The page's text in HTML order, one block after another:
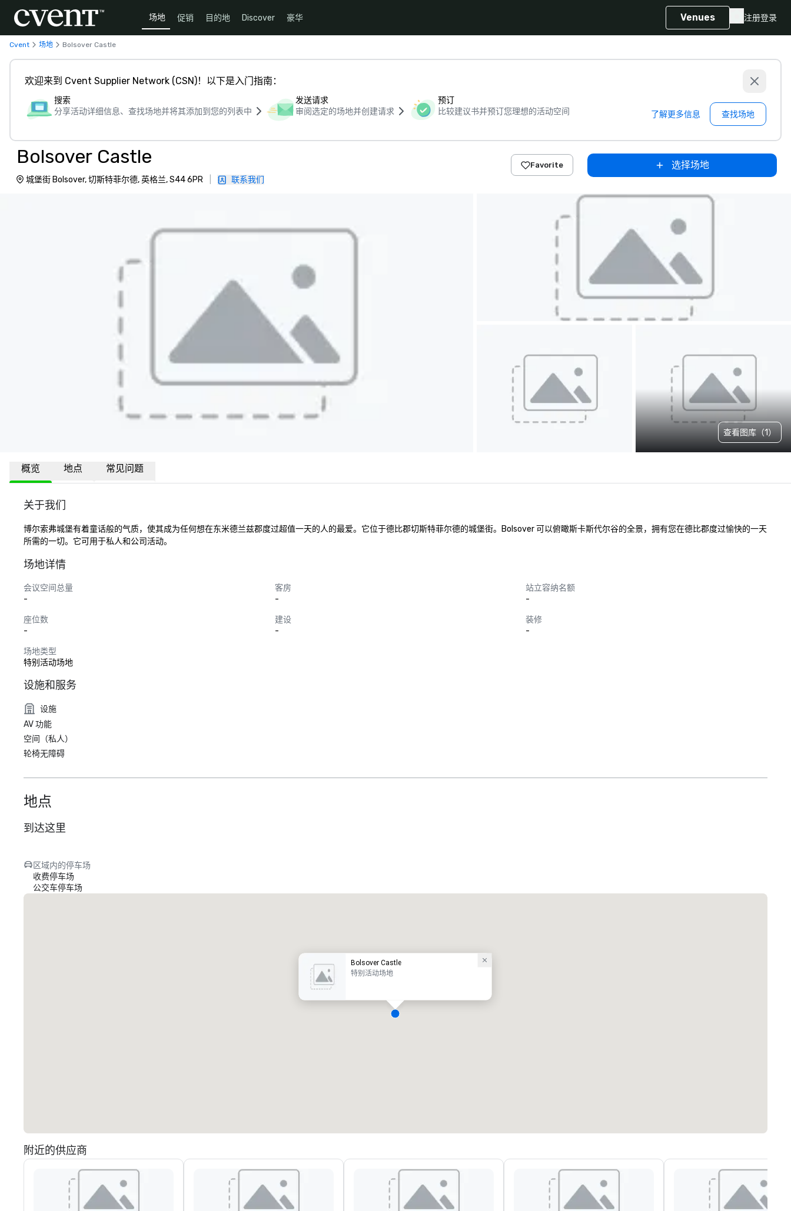
场地 促销 目的地 Discover 豪华 Venues 注册登录
Cvent 场地 Bolsover Castle
欢迎来到 Cvent Supplier Network (CSN)！以下是入门指南：
搜索
分享活动详细信息、查找场地并将其添加到您的列表中
发送请求
审阅选定的场地并创建请求
预订
比较建议书并预订您理想的活动空间
了解更多信息 查找场地
Bolsover Castle
城堡街 Bolsover, 切斯特菲尔德, 英格兰, S44 6PR 联系我们
Favorite 选择场地
查看图库（1）
概览 地点 常见问题
关于我们
博尔索弗城堡有着童话般的气质，使其成为任何想在东米德兰兹郡度过超值一天的人的最爱。它位于德比郡切斯特菲尔德的城堡街。Bolsover 可以俯瞰斯卡斯代尔谷的全景，拥有您在德比郡度过愉快的一天
所需的一切。它可用于私人和公司活动。
场地详情
会议空间总量
-
客房
-
站立容纳名额
-
座位数
-
建设
-
装修
-
场地类型
特别活动场地
设施和服务
设施
AV 功能
空间（私人）
轮椅无障碍
地点
到达这里
区域内的停车场
收费停车场
公交车停车场
Bolsover Castle
特别活动场地
附近的供应商